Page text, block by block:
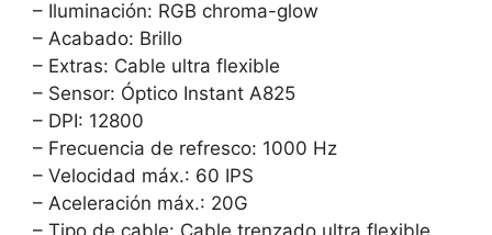
– Iluminación: RGB chroma-glow
– Acabado: Brillo
– Extras: Cable ultra flexible
– Sensor: Óptico Instant A825
– DPI: 12800
– Frecuencia de refresco: 1000 Hz
– Velocidad máx.: 60 IPS
– Aceleración máx.: 20G
– Tipo de cable: Cable trenzado ultra flexible